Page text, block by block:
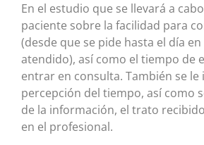
En el estudio que se llevará a
paciente sobre la facilidad para
(desde que se pide hasta el día en
atendido), así como el tiempo de
entrar en consulta. También se
percepción del tiempo, así como
de la información, el trato
en el profesional.